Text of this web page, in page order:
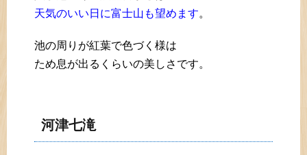
天気のいい日に富士山も望めます。
池の周りが紅葉で色づく様は
ため息が出るくらいの美しさです。
河津七滝